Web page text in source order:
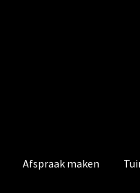
Afspraak maken